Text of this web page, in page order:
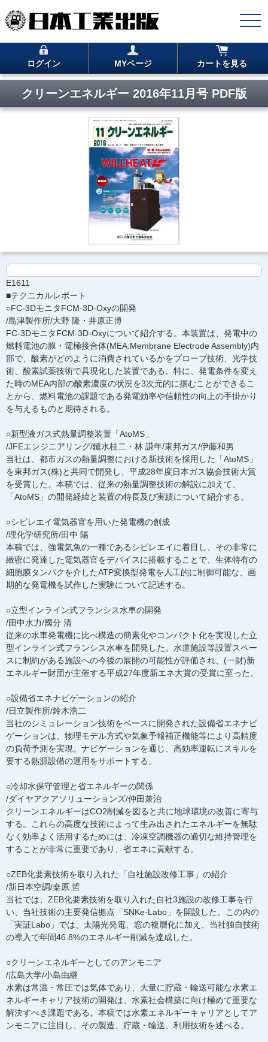
ログイン MYページ カートを見る
クリーンエネルギー 2016年11月号 PDF版
E1611
■テクニカルレポート
○FC-3DモニタFCM-3D-Oxyの開発
/島津製作所/大野 隆・井原正博
FC-3DモニタFCM-3D-Oxyについて紹介する。本装置は、発電中の
燃料電池の膜・電極接合体(MEA:Membrane Electrode Assembly)内
部で、酸素がどのように消費されているかをプローブ技術、光学技
術、酸素試薬技術で具現化した装置である。特に、発電条件を変え
た時のMEA内部の酸素濃度の状況を3次元的に掴むことができるこ
とから、燃料電池の課題である発電効率や信頼性の向上の手掛かり
を与えるものと期待される。
○新型液ガス式熱量調整装置「AtoMS」
/JFEエンジニアリング/鑓水桂二・林 謙年/東邦ガス/伊藤和男
当社は、都市ガスの熱量調整における新技術を採用した「AtoMS」
を東邦ガス(株)と共同で開発し、平成28年度日本ガス協会技術大賞
を受賞した。本稿では、従来の熱量調整技術の解説に加えて、
「AtoMS」の開発経緯と装置の特長及び実績について紹介する。
○シビレエイ電気器官を用いた発電機の創成
/理化学研究所/田中 陽
本稿では、強電気魚の一種であるシビレエイに着目し、その非常に
緻密に発達した電気器官をデバイスに搭載することで、生体特有の
細胞膜タンパクを介したATP変換型発電を人工的に制御可能な、画
期的な発電機を試作した実験について記述する。
○立型インライン式フランシス水車の開発
/田中水力/國分 清
従来の水車発電機に比べ構造の簡素化やコンパクト化を実現した立
型インライン式フランシス水車を開発した。水道施設等設置スペー
スに制約がある施設への今後の展開の可能性が評価され、(一財)新
エネルギー財団が主催する平成27年度新エネ大賞の受賞に至った。
○設備省エネナビゲーションの紹介
/日立製作所/鈴木浩二
当社のシミュレーション技術をベースに開発された設備省エネナビ
ゲーションは、物理モデル方式や気象予報補正機能等により高精度
の負荷予測を実現。ナビゲーションを通じ、高効率運転にスキルを
要する熱源設備の運用をサポートする。
○冷却水保守管理と省エネルギーの関係
/ダイヤアクアソリューションズ/仲田兼治
クリーンエネルギーはCO2削減を図ると共に地球環境の改善に寄与
する。これらの高度な技術によって生み出されたエネルギーを無駄
なく効率よく活用するためには、冷凍空調機器の適切な維持管理を
することが非常に重要であり、省エネに貢献する。
○ZEB化要素技術を取り入れた「自社施設改修工事」の紹介
/新日本空調/桒原 哲
当社では、ZEB化要素技術を取り入れた自社3施設の改修工事を行
い、当社技術の主要発信拠点「SNKe-Labo」を開設した。この内の
「実証Labo」では、太陽光発電、窓の複層化に加え、当社独自技術
の導入で年間46.8%のエネルギー削減を達成した。
○クリーンエネルギーとしてのアンモニア
/広島大学/小島由継
水素は常温・常圧では気体であり、大量に貯蔵・輸送可能な水素エ
ネルギーキャリア技術の開発は、水素社会構築に向け極めて重要な
解決すべき課題である。本稿では水素エネルギーキャリアとしてア
ンモニアに注目し、その製造、貯蔵・輸送、利用技術を述べる。